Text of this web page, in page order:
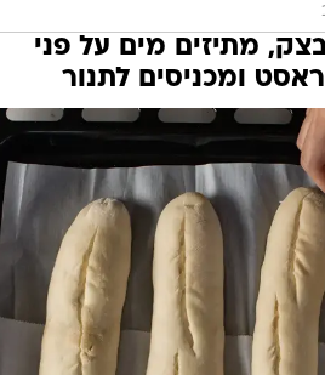
מתיזים מים על פני
ומכניסים לתנור